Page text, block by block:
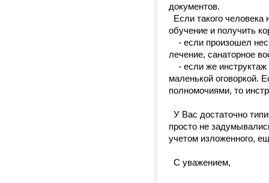
документов.
Если такого
обучение и получить
- если произошел
лечение, санаторное
- если же инструктаж
маленькой оговоркой.
полномочиями, то
У Вас достаточно
просто не
учетом изложенного,
С уважением,